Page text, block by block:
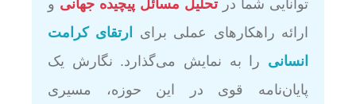
توانایی شما درتحلیل مسائل پیچیده جهانی و
ارائه راهکارهای عملی برای
ارتقای کرامت
انسانی را به نمایش می‌گذارد. نگارش یک
پایان‌نامه قوی در این حوزه، مسیری